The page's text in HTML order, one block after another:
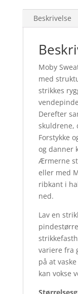
Beskrivelse
Moby
med
strikkes
Derefter
skuldrene,
Forstykke
og danner
Ærmerne
eller med
ribkant i
ned.
Lav en
variere fra
på at
kan vokse